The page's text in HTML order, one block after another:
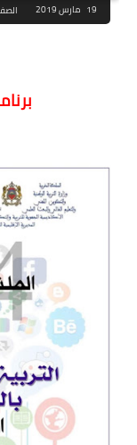
19 مارس 2019